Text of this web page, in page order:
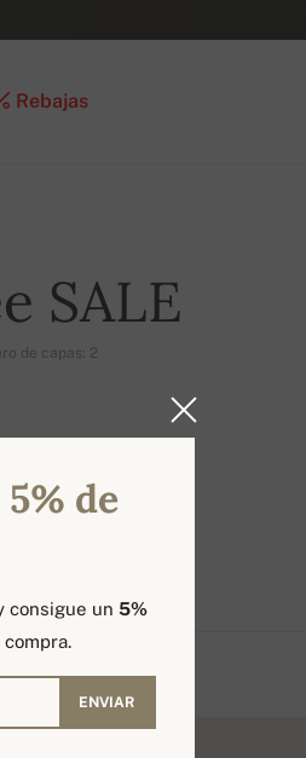
Rebajas
SALE
de capas: 2
de
consigue un 5%
ENVIAR